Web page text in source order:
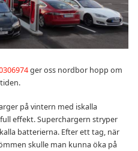
ger oss nordbor hopp om
på vintern med iskalla
effekt. Superchargern stryper
batterierna. Efter ett tag, när
skulle man kunna öka på